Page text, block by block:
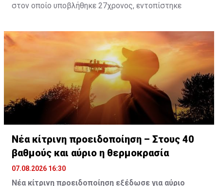
στον οποίο υποβλήθηκε 27χρονος, εντοπίστηκε
είναι το ανώτατο από τον Νόμο όριο και συνελήφθη
για αυτόφωρο αδίκημα.
Νέα κίτρινη προειδοποίηση – Στους 40
βαθμούς και αύριο η θερμοκρασία
07.08.2026 16:30
Νέα κίτρινη προειδοποίηση εξέδωσε για αύριο